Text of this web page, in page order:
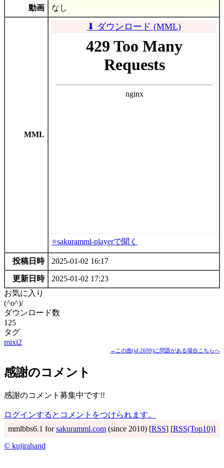
動画 なし
MML
⬇ ダウンロード (MML)
⭐sakuramml-playerで聞く
投稿日時 2025-01-02 16:17
更新日時
2025-01-02 17:23
お気に入り
(^o^)/
ダウンロード数
125
タグ
mixi2
→この曲(id:2699)に問題がある場合こちらへ
感謝のコメント
感謝のコメント募集中です!!
ログインするとコメントをつけられます。
mmlbbs6.1 forsakuramml.com (since 2010) [RSS] [RSS(Top10)]
© kujirahand